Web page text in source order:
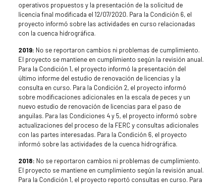
operativos propuestos y la presentación de la solicitud de
licencia final modificada el 12/07/2020. Para la Condición 6, el
proyecto informó sobre las actividades en curso relacionadas
con la cuenca hidrográfica.
2019: No se reportaron cambios ni problemas de cumplimiento.
El proyecto se mantiene en cumplimiento según la revisión anual.
Para la Condición 1, el proyecto informó la presentación del
último informe del estudio de renovación de licencias y la
consulta en curso. Para la Condición 2, el proyecto informó
sobre modificaciones adicionales en la escala de peces y un
nuevo estudio de renovación de licencias para el paso de
anguilas. Para las Condiciones 4 y 5, el proyecto informó sobre
actualizaciones del proceso de la FERC y consultas adicionales
con las partes interesadas. Para la Condición 6, el proyecto
informó sobre las actividades de la cuenca hidrográfica.
2018: No se reportaron cambios ni problemas de cumplimiento.
El proyecto se mantiene en cumplimiento según la revisión anual.
Para la Condición 1, el proyecto reportó consultas en curso. Para